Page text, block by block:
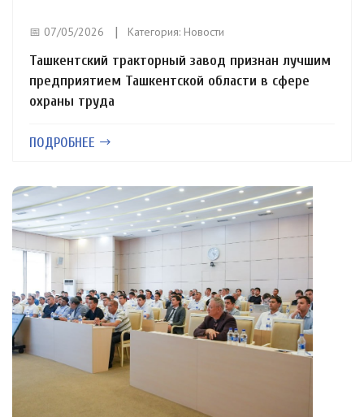
📅 07/05/2026 Категория: Новости
Ташкентский тракторный завод признан лучшим
предприятием Ташкентской области в сфере
охраны труда
ПОДРОБНЕЕ